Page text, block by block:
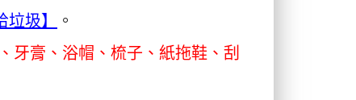
垃圾】
。
牙膏、浴帽、梳子、紙拖鞋、刮